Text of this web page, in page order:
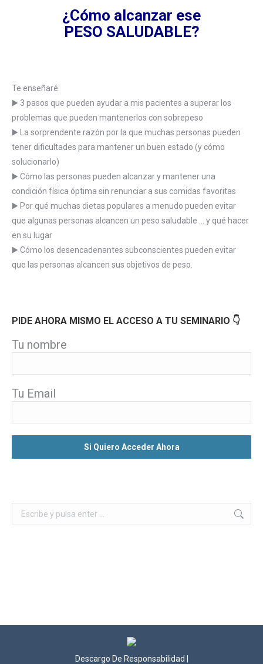
¿Cómo alcanzar ese
PESO SALUDABLE?
Te enseñaré:
▶️ 3 pasos que pueden ayudar a mis pacientes a superar los
problemas que pueden mantenerlos con sobrepeso
▶️ La sorprendente razón por la que muchas personas pueden
tener dificultades para mantener un buen estado (y cómo
solucionarlo)
▶️ Cómo las personas pueden alcanzar y mantener una
condición física óptima sin renunciar a sus comidas favoritas
▶️ Por qué muchas dietas populares a menudo pueden evitar
que algunas personas alcancen un peso saludable … y qué hacer
en su lugar
▶️ Cómo los desencadenantes subconscientes pueden evitar
que las personas alcancen sus objetivos de peso.
PIDE AHORA MISMO EL ACCESO A TU SEMINARIO 👇
Tu nombre
Tu Email
Buscar:
Descargo De Responsabilidad